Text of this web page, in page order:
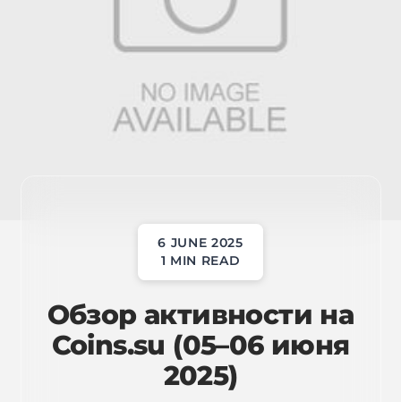
6 JUNE 2025
1 MIN READ
Обзор активности на
Coins.su (05–06 июня
2025)